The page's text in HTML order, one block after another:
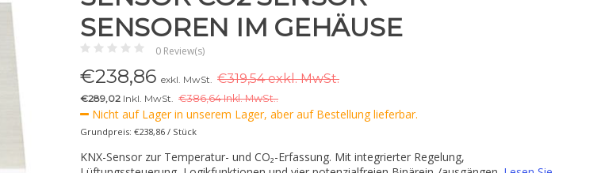
SENSOREN IM GEHÄUSE
0 Review(s)
€238,86 exkl. MwSt. €319,54 exkl. MwSt.
€289,02 Inkl. MwSt. €386,64 Inkl. MwSt..
Nicht auf Lager in unserem Lager, aber auf Bestellung lieferbar.
Grundpreis: €238,86 / Stück
KNX-Sensor zur Temperatur- und CO₂-Erfassung. Mit integrierter Regelung,